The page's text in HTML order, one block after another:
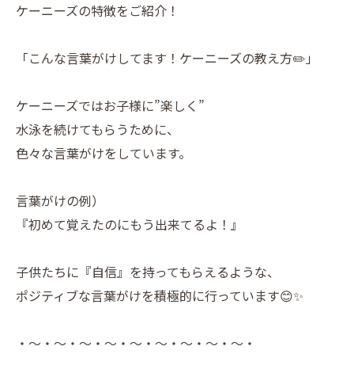
ケーニーズの特徴をご紹介！
「こんな言葉がけしてます！ケーニーズの教え方✏️」
ケーニーズではお子様に”楽しく”
水泳を続けてもらうために、
色々な言葉がけをしています。
言葉がけの例）
『初めて覚えたのにもう出来てるよ！』
子供たちに『自信』を持ってもらえるような、
ポジティブな言葉がけを積極的に行っています😊✨
・～・～・～・～・～・～・～・～・～・